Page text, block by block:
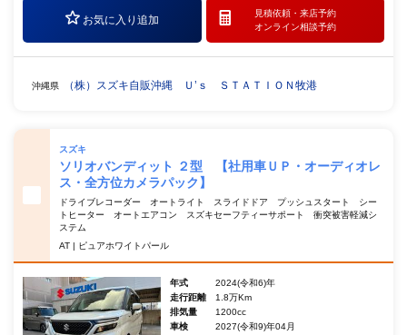
お気に入り追加
見積依頼・ 来店予約
オンライン相談予約
沖縄県 （株）スズキ自販沖縄 Ｕ’ｓ ＳＴＡＴＩＯＮ牧港
スズキ
ソリオバンディット ２型 【社用車ＵＰ・オーディオレ
ス・全方位カメラパック】
ドライブレコーダー オートライト スライドドア プッシュスタート シー
トヒーター オートエアコン スズキセーフティーサポート 衝突被害軽減シ
ステム
AT | ピュアホワイトパール
年式
2024(令和6)年
走行距離
1.8万Km
排気量
1200cc
車検
2027(令和9)年04月